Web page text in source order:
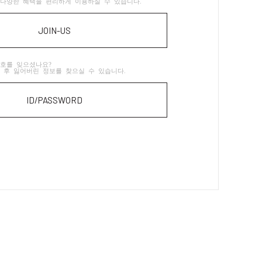
JOIN-US
를 잊으셨나요?
후 잃어버린 정보를 찾으실 수 있습니다.
ID/PASSWORD